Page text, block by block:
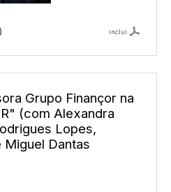
inclui
Grupo Finançor na
(com Alexandra
Lopes,
Miguel Dantas